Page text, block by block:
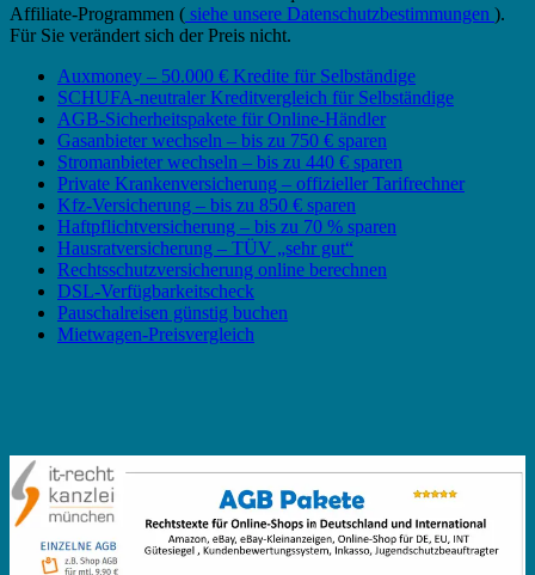
Affiliate-Programmen ( siehe unsere Datenschutzbestimmungen ).
Für Sie verändert sich der Preis nicht.
Auxmoney – 50.000 € Kredite für Selbständige
SCHUFA-neutraler Kreditvergleich für Selbständige
AGB-Sicherheitspakete für Online-Händler
Gasanbieter wechseln – bis zu 750 € sparen
Stromanbieter wechseln – bis zu 440 € sparen
Private Krankenversicherung – offizieller Tarifrechner
Kfz-Versicherung – bis zu 850 € sparen
Haftpflichtversicherung – bis zu 70 % sparen
Hausratversicherung – TÜV „sehr gut“
Rechtsschutzversicherung online berechnen
DSL-Verfügbarkeitscheck
Pauschalreisen günstig buchen
Mietwagen-Preisvergleich